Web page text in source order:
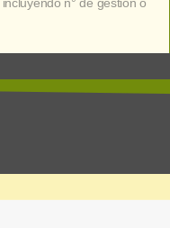
enviar